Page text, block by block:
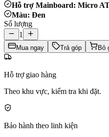
Hỗ trợ Mainboard: Micro
Màu: Đen
Số lượng
1
Mua ngay Trả góp Bỏ
Hỗ trợ giao hàng
Theo khu vực, kiểm tra khi đặt.
Bảo hành theo linh kiện